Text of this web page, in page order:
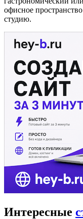
офисное
студию.
Интересные